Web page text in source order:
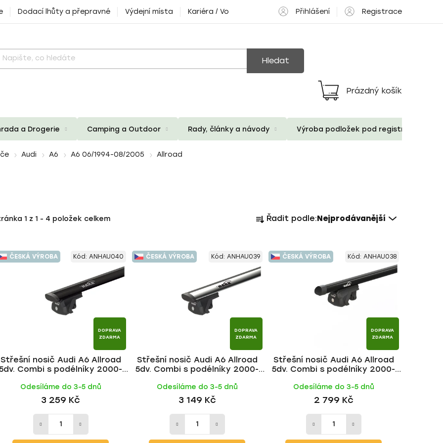
Dodací lhůty a přepravné Výdejní místa Kariéra / Volné pozice Přihlášení Registrace
Hledat
Nákupní
košík
Prázdný košík
a Drogerie Camping a Outdoor Rady, články a návody Výroba podložek pod registrační
Audi A6 A6 06/1994-08/2005 Allroad
1 z 1 - 4 položek celkem
a
n
í
o
d
u
k
t
Řadit podle:Nejprodávanější
ČESKÁ VÝROBA
DOPRAVA
ZDARMA
Střešní nosič Audi A6 Allroad
Combi s podélníky 2000-
Odesíláme do 3-5 dnů
3 259 Kč
Kód: ANHAU040 ČESKÁ VÝROBA
DOPRAVA
ZDARMA
Střešní nosič Audi A6 Allroad
5dv. Combi s podélníky 2000-
Odesíláme do 3-5 dnů
3 149 Kč
Kód: ANHAU039 ČESKÁ VÝROBA
DOPRAVA
ZDARMA
Střešní nosič Audi A6 Allroad
5dv. Combi s podélníky 2000-
Odesíláme do 3-5 dnů
2 799 Kč
Kód: ANHAU038